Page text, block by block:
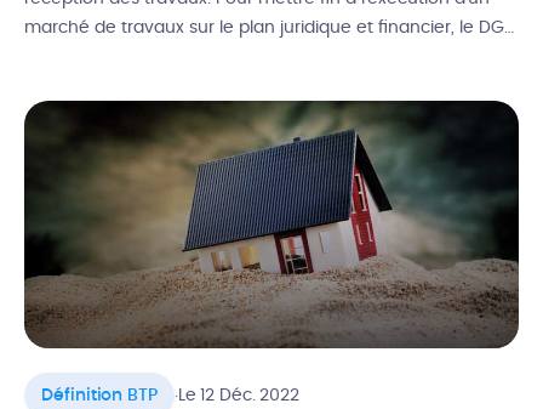
marché de travaux sur le plan juridique et financier, le DGD
que le DGD travaux ? Quelle différence entre le […]
Définition BTP Le 12 Déc. 2022